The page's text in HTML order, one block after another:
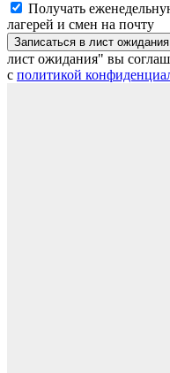
Получать
лагерей и смен на почту
Записаться в лист ожидания
лист ожидания" вы
с политикой